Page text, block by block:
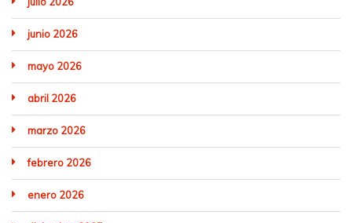
junio 2026
mayo 2026
abril 2026
marzo 2026
febrero 2026
enero 2026